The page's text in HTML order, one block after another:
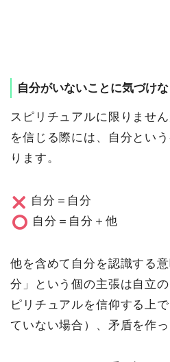
自分がいないことに気づけ
スピリチュアルに限りませ
を信じる際には、自分とい
ります。
自分＝自分
自分＝自分＋他
他を含めて自分を認識する
分」という個の主張は自立
ピリチュアルを信仰する上
ていない場合）、矛盾を作っ